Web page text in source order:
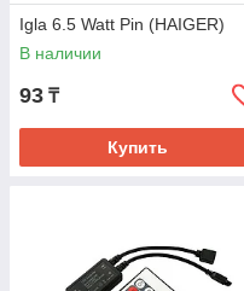
Igla 6.5 Watt Pin (HAIGER)
В наличии
93 ₸
Купить